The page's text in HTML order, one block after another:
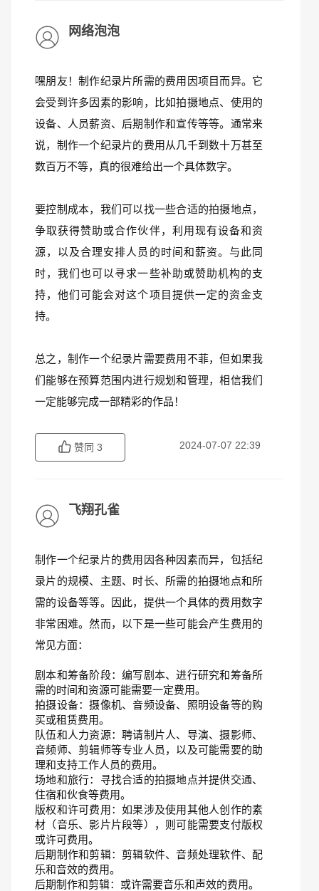
网络泡泡
嘿朋友！制作纪录片所需的费用因项目而异。它
会受到许多因素的影响，比如拍摄地点、使用的
设备、人员薪资、后期制作和宣传等等。通常来
说，制作一个纪录片的费用从几千到数十万甚至
数百万不等，真的很难给出一个具体数字。
要控制成本，我们可以找一些合适的拍摄地点，
争取获得赞助或合作伙伴，利用现有设备和资
源，以及合理安排人员的时间和薪资。与此同
时，我们也可以寻求一些补助或赞助机构的支
持，他们可能会对这个项目提供一定的资金支
持。
总之，制作一个纪录片需要费用不菲，但如果我
们能够在预算范围内进行规划和管理，相信我们
一定能够完成一部精彩的作品！
赞同 3 2024-07-07 22:39
飞翔孔雀
制作一个纪录片的费用因各种因素而异，包括纪
录片的规模、主题、时长、所需的拍摄地点和所
需的设备等等。因此，提供一个具体的费用数字
非常困难。然而，以下是一些可能会产生费用的
常见方面：
剧本和筹备阶段：编写剧本、进行研究和筹备所
需的时间和资源可能需要一定费用。
拍摄设备：摄像机、音频设备、照明设备等的购
买或租赁费用。
队伍和人力资源：聘请制片人、导演、摄影师、
音频师、剪辑师等专业人员，以及可能需要的助
理和支持工作人员的费用。
场地和旅行：寻找合适的拍摄地点并提供交通、
住宿和伙食等费用。
版权和许可费用：如果涉及使用其他人创作的素
材（音乐、影片片段等），则可能需要支付版权
或许可费用。
后期制作和剪辑：剪辑软件、音频处理软件、配
乐和音效的费用。
后期制作和剪辑：或许需要音乐和声效的费用。